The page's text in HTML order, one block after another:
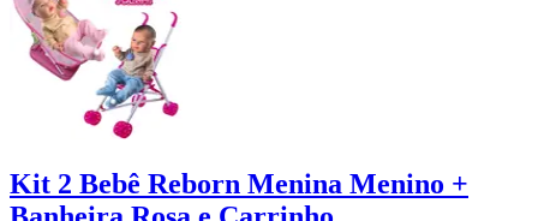
Kit 2 Bebê Reborn Menina Menino +